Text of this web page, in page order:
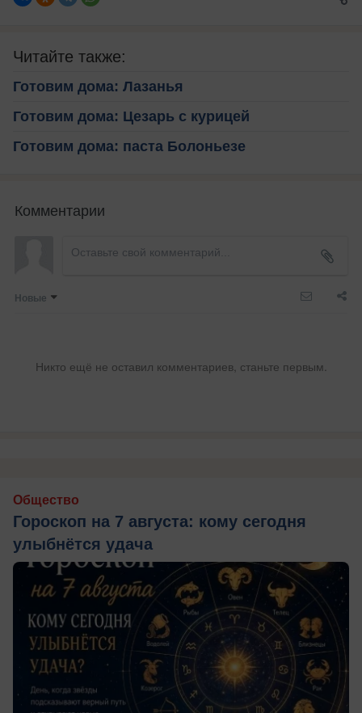
Читайте также:
Готовим дома: Лазанья
Готовим дома: Цезарь с курицей
Готовим дома: паста Болоньезе
Комментарии
Новые
Никто ещё не оставил комментариев, станьте первым.
Общество
Гороскоп на 7 августа: кому сегодня
улыбнётся удача